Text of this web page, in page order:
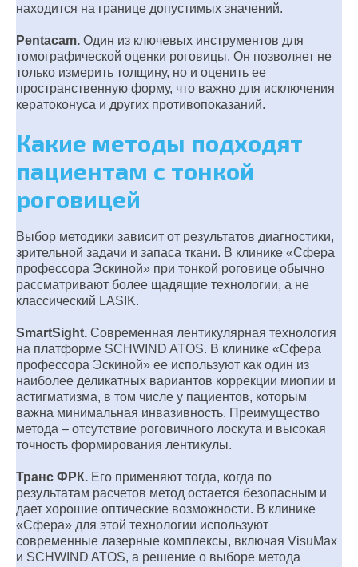
находится на границе допустимых значений.
Pentacam. Один из ключевых инструментов для
томографической оценки роговицы. Он позволяет не
только измерить толщину, но и оценить ее
пространственную форму, что важно для исключения
кератоконуса и других противопоказаний.
Какие методы подходят
пациентам с тонкой
роговицей
Выбор методики зависит от результатов диагностики,
зрительной задачи и запаса ткани. В клинике «Сфера
профессора Эскиной» при тонкой роговице обычно
рассматривают более щадящие технологии, а не
классический LASIK.
SmartSight. Современная лентикулярная технология
на платформе SCHWIND ATOS. В клинике «Сфера
профессора Эскиной» ее используют как один из
наиболее деликатных вариантов коррекции миопии и
астигматизма, в том числе у пациентов, которым
важна минимальная инвазивность. Преимущество
метода – отсутствие роговичного лоскута и высокая
точность формирования лентикулы.
Транс ФРК. Его применяют тогда, когда по
результатам расчетов метод остается безопасным и
дает хорошие оптические возможности. В клинике
«Сфера» для этой технологии используют
современные лазерные комплексы, включая VisuMax
и SCHWIND ATOS, а решение о выборе метода